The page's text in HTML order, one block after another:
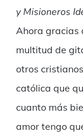
y Misioneros
Ahora gracias
multitud de
otros
católica que
cuanto más
amor tengo